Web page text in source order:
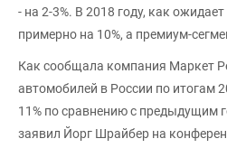
- на 2-3%. В 2018 году, как
примерно на 10%, а премиум-
Как сообщала компания Маркет
автомобилей в России по итогам
11% по сравнению с предыдущим
заявил Йорг Шрайбер на